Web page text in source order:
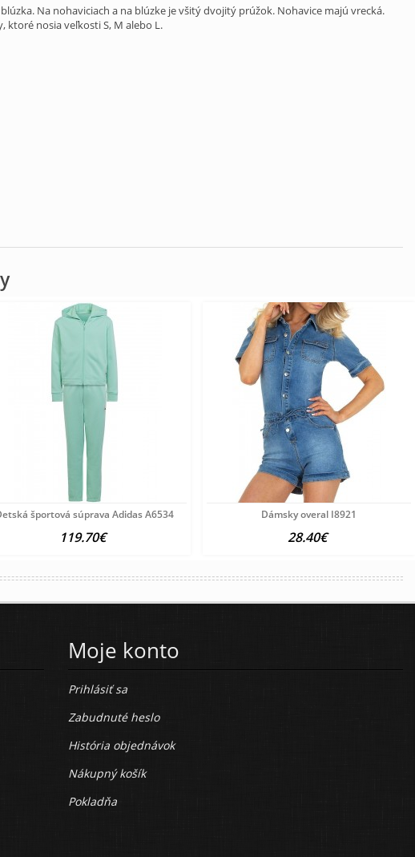
Na nohaviciach a na blúzke je všitý dvojitý prúžok. Nohavice majú vrecká.
ktoré nosia veľkosti S, M alebo L.
športová súprava Adidas A6534
119.70€
Dámsky overal I8921
28.40€
Moje konto
Prihlásiť sa
Zabudnuté heslo
História objednávok
Nákupný košík
Pokladňa